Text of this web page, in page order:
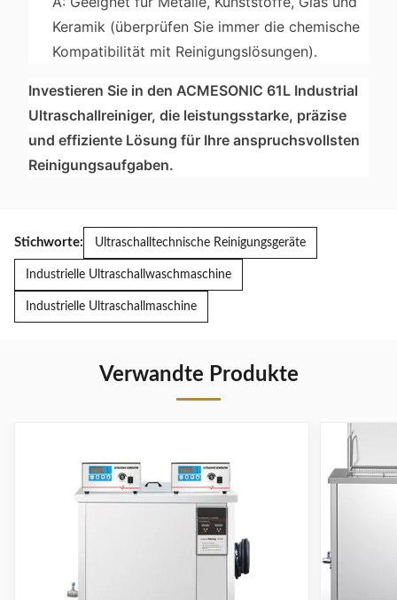
Keramik (überprüfen Sie immer die chemische
Kompatibilität mit Reinigungslösungen).
Investieren Sie in den ACMESONIC 61L Industrial
Ultraschallreiniger, die leistungsstarke, präzise
und effiziente Lösung für Ihre anspruchsvollsten
Reinigungsaufgaben.
Stichworte: Ultraschalltechnische Reinigungsgeräte
Industrielle Ultraschallwaschmaschine
Industrielle Ultraschallmaschine
Verwandte Produkte